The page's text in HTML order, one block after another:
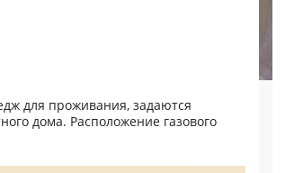
для проживания, задаются
дома. Расположение газового